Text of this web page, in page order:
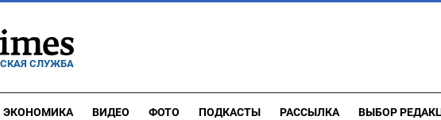
СЛУЖБА
ЭКОНОМИКА ВИДЕО ФОТО ПОДКАСТЫ РАССЫЛКА ВЫБОР